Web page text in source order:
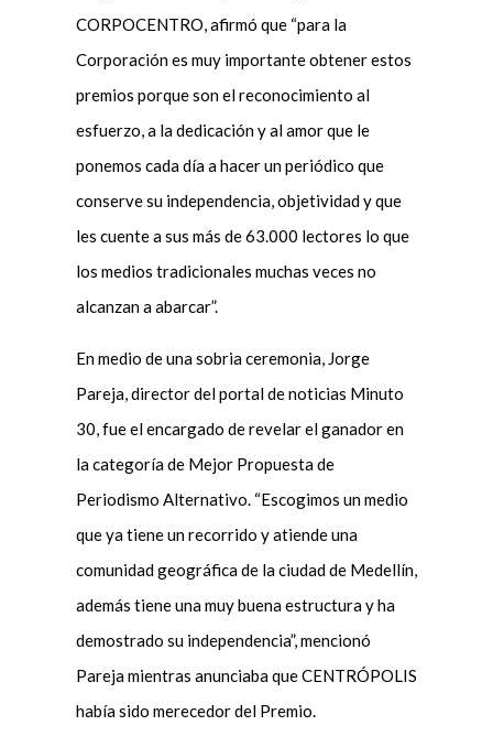
CORPOCENTRO, afirmó que “para la
Corporación es muy importante obtener estos
premios porque son el reconocimiento al
esfuerzo, a la dedicación y al amor que le
ponemos cada día a hacer un periódico que
conserve su independencia, objetividad y que
les cuente a sus más de 63.000 lectores lo que
los medios tradicionales muchas veces no
alcanzan a abarcar”.
En medio de una sobria ceremonia, Jorge
Pareja, director del portal de noticias Minuto
30, fue el encargado de revelar el ganador en
la categoría de Mejor Propuesta de
Periodismo Alternativo. “Escogimos un medio
que ya tiene un recorrido y atiende una
comunidad geográfica de la ciudad de Medellín,
además tiene una muy buena estructura y ha
demostrado su independencia”, mencionó
Pareja mientras anunciaba que CENTRÓPOLIS
había sido merecedor del Premio.